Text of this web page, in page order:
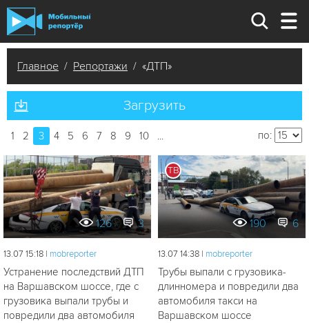
Главное / Репортажи / «ДТП»
Загрузить
по:
1 2 3 4 5 6 7 8 9 10
126 3
13.07 15:18 | mobreporter
Устранение последствий ДТП
на Варшавском шоссе, где с
грузовика выпали трубы и
повредили два автомобиля
ТВ
190 6
13.07 14:38 | mobreporter
Трубы выпали с грузовика-
длинномера и повредили два
автомобиля такси на
Варшавском шоссе